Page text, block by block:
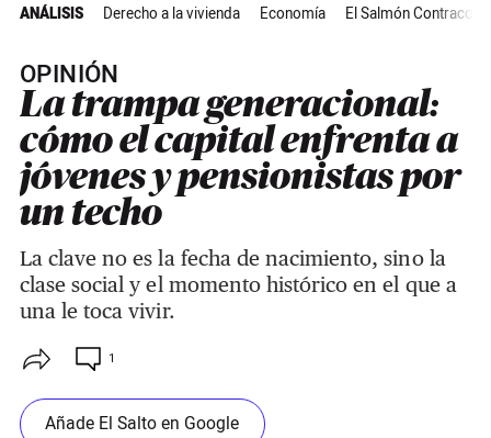
ANÁLISIS Derecho a la vivienda Economía El Salmón
OPINIÓN
La trampa generacional:
cómo el capital enfrenta a
jóvenes y pensionistas por
un techo
La clave no es la fecha de nacimiento, sino la
clase social y el momento histórico en el que a
una le toca vivir.
1
Añade El Salto en Google